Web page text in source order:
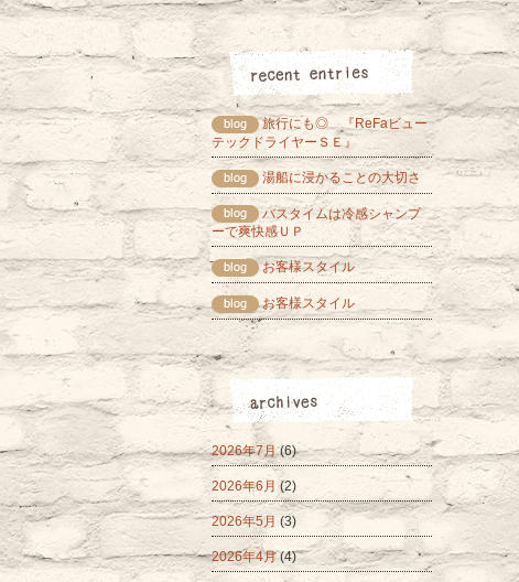
旅行にも◎ 『ReFaビュー
テックドライヤーＳＥ』
湯船に浸かることの大切さ
バスタイムは冷感シャンプ
ーで爽快感ＵＰ
お客様スタイル
お客様スタイル
2026年7月(6)
2026年6月 (2)
2026年5月 (3)
2026年4月(4)